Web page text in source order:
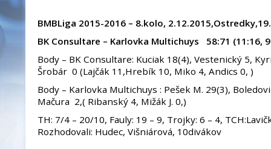
BMBLiga 2015-2016 – 8.kolo,
BK Consultare – Karlovka Multichuys 58:71 (11:16,
Body – BK Consultare: Kuciak 18(4), Vestenický 5,
Šrobár 0 (Lajčák 11,Hrebík 10, Miko 4, Andics 0, )
Body – Karlovka Multichuys : Pešek M. 29(3),
Mačura 2,( Ribanský 4, Mižák J. 0,)
TH: 7/4 – 20/10, Fauly: 19 – 9, Trojky: 6 – 4,
Rozhodovali: Hudec, Višniárová, 10divákov